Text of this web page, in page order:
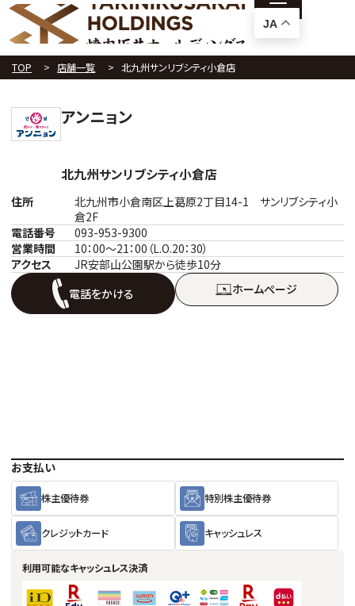
TOP 店舗一覧 北九州サンリブシティ小倉店
アンニョン
北九州サンリブシティ小倉店
住所
北九州市小倉南区上葛原2丁目14-1 サンリブシティ小
倉2F
電話番号
093-953-9300
営業時間
10：00～21：00（L.O.20：30）
アクセス
JR安部山公園駅から徒歩10分
電話をかける
ホームぺージ
お支払い
株主優待券 特別株主優待券
クレジットカード キャッシュレス
利用可能なキャッシュレス決済
JA